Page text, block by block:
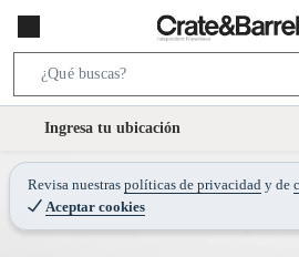
e
r
c
Ingresa tu ubicación
Revisa nuestras políticas de privacidad y de
Aceptar cookies